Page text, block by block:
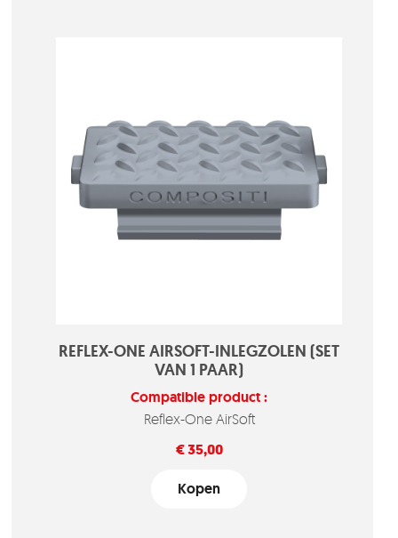
REFLEX-ONE AIRSOFT-INLEGZOLEN (SET
VAN 1 PAAR)
Compatible product :
Reflex-One AirSoft
Prijs
€ 35,00
Kopen